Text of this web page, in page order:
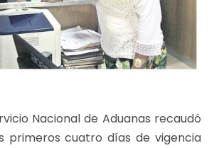
Nacional de Aduanas recaudó
primeros cuatro días de vigencia